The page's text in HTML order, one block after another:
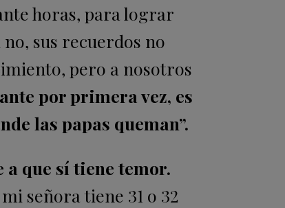
horas, para lograr
sus recuerdos no
pero a nosotros
por primera vez, es
las papas queman”.
a que sí tiene temor.
señora tiene 31 o 32